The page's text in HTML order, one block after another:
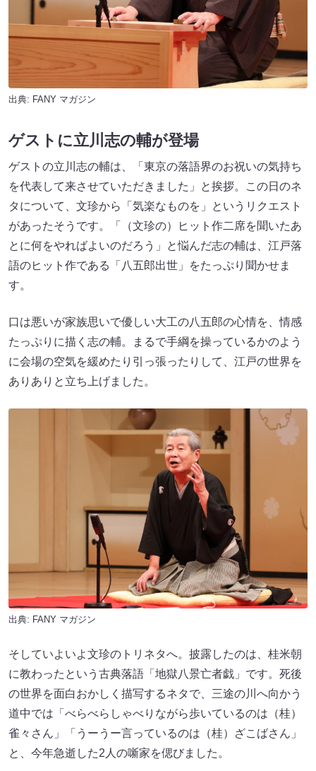
出典: FANY マガジン
ゲストに立川志の輔が登場
ゲストの立川志の輔は、「東京の落語界のお祝いの気持ち
を代表して来させていただきました」と挨拶。この日のネ
タについて、文珍から「気楽なものを」というリクエスト
があったそうです。「（文珍の）ヒット作二席を聞いたあ
とに何をやればよいのだろう」と悩んだ志の輔は、江戸落
語のヒット作である「八五郎出世」をたっぷり聞かせま
す。
口は悪いが家族思いで優しい大工の八五郎の心情を、情感
たっぷりに描く志の輔。まるで手綱を操っているかのよう
に会場の空気を緩めたり引っ張ったりして、江戸の世界を
ありありと立ち上げました。
出典: FANY マガジン
そしていよいよ文珍のトリネタへ。披露したのは、桂米朝
に教わったという古典落語「地獄八景亡者戯」です。死後
の世界を面白おかしく描写するネタで、三途の川へ向かう
道中では「べらべらしゃべりながら歩いているのは（桂）
雀々さん」「うーうー言っているのは（桂）ざこばさん」
と、今年急逝した2人の噺家を偲びました。